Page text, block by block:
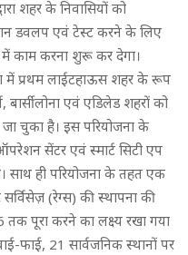
शहर के निवासियों को
डवलप एवं टेस्ट करने के लिए
काम करना शुरू कर देगा।
में प्रथम लाईटहाऊस शहर के रूप
एवं एडिलेड शहरों को
चुका है। इस परियोजना के
ऑपरेशन सेंटर एवं स्मार्ट सिटी एप
साथ ही परियोजना के तहत एक
सर्विसेज़ (रेग्स) की स्थापना की
तक पूरा करने का लक्ष्य रखा गया
फाई, 21 सार्वजनिक स्थानों पर